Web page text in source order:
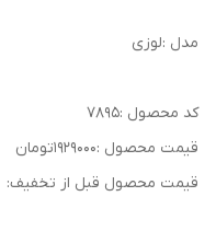
مدل :لوزی
کد محصول :۷۸۹۵
قیمت محصول :۱۹۲۹۰۰۰تومان
قیمت محصول قبل از تخفیف: